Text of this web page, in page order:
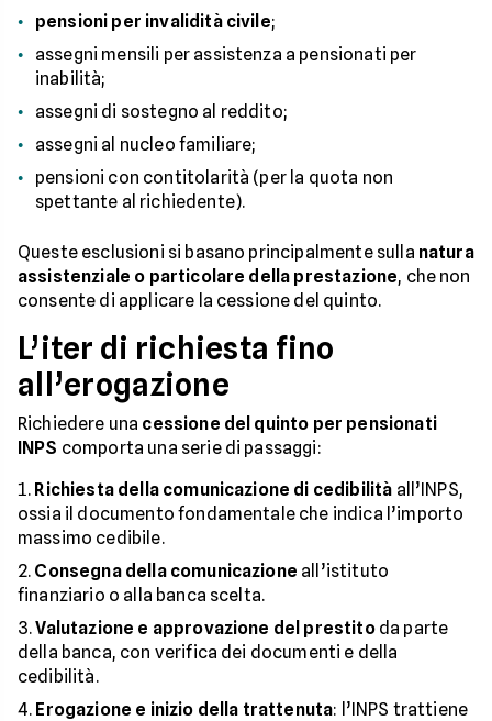
pensioni per invalidità civile;
assegni mensili per assistenza a pensionati per
inabilità;
assegni di sostegno al reddito;
assegni al nucleo familiare;
pensioni con contitolarità (per la quota non
spettante al richiedente).
Queste esclusioni si basano principalmente sulla natura
assistenziale o particolare della prestazione, che non
consente di applicare la cessione del quinto.
L’iter di richiesta fino
all’erogazione
Richiedere una cessione del quinto per pensionati
INPS comporta una serie di passaggi:
Richiesta della comunicazione di cedibilità all’INPS,
ossia il documento fondamentale che indica l’importo
massimo cedibile.
Consegna della comunicazione all’istituto
finanziario o alla banca scelta.
Valutazione e approvazione del prestitoda parte
della banca, con verifica dei documenti e della
cedibilità.
Erogazione e inizio della trattenuta: l’INPS trattiene